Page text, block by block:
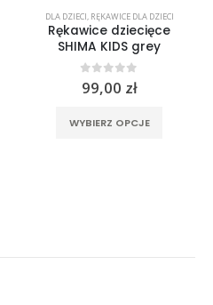
DLA DZIECI, RĘKAWICE DLA DZIECI
Rękawice dziecięce
SHIMA KIDS grey
0 out of 5
99,00 zł
WYBIERZ OPCJE